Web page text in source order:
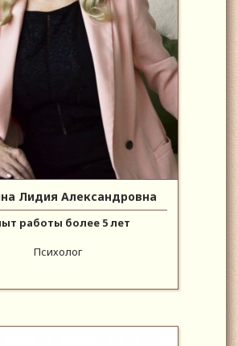
Лидия Александровна
работы более 5 лет
Психолог